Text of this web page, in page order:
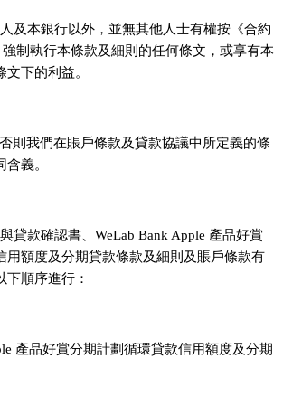
及本銀行以外，並無其他人士有權按《合約
制執行本條款及細則的任何條文，或享有本
下的利益。
則我們在賬戶條款及貸款協議中所定義的條
義。
貸款確認書、WeLab Bank Apple 產品好賞
用額度及分期貸款條款及細則及賬戶條款有
下順序進行：
產品好賞分期計劃循環貸款信用額度及分期